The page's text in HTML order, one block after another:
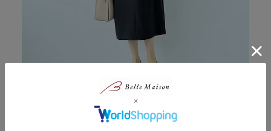
立体感のあるブラウスがセットになったジャンバースカー
ト
セレモニースーツには、体型カバーが難しいとい